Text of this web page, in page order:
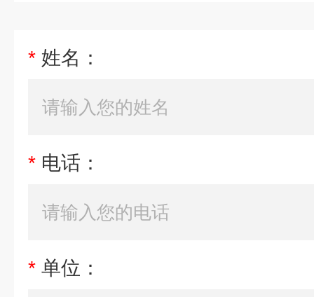
* 姓名：
* 电话：
* 单位：